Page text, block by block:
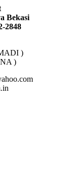
Bekasi
2848
)
)